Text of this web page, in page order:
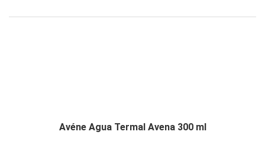
Avéne Agua Termal Avena 300 ml